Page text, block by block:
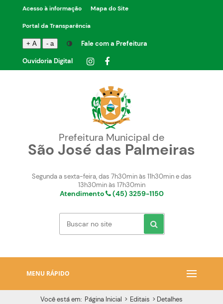
Acesso à informação Mapa do Site
Portal da Transparência
+ A - a Fale com a Prefeitura
Ouvidoria Digital
Prefeitura Municipal de
São José das Palmeiras
Segunda a sexta-feira, das 7h30min às 11h30min e das
13h30min às 17h30min
Atendimento (45) 3259-1150
MENU RÁPIDO
Você está em: Página Inicial > Editais > Detalhes